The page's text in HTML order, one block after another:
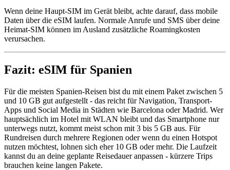
Wenn deine Haupt-SIM im Gerät bleibt, achte darauf, dass mobile
Daten über die eSIM laufen. Normale Anrufe und SMS über deine
Heimat-SIM können im Ausland zusätzliche Roamingkosten
verursachen.
Fazit: eSIM für Spanien
Für die meisten Spanien-Reisen bist du mit einem Paket zwischen 5
und 10 GB gut aufgestellt - das reicht für Navigation, Transport-
Apps und Social Media in Städten wie Barcelona oder Madrid. Wer
hauptsächlich im Hotel mit WLAN bleibt und das Smartphone nur
unterwegs nutzt, kommt meist schon mit 3 bis 5 GB aus. Für
Rundreisen durch mehrere Regionen oder wenn du einen Hotspot
nutzen möchtest, lohnen sich eher 10 GB oder mehr. Die Laufzeit
kannst du an deine geplante Reisedauer anpassen - kürzere Trips
brauchen keine langen Pakete.